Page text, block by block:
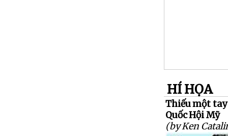
HÍ HỌA
Thiếu một
Quốc Hội Mỹ
(by Ken